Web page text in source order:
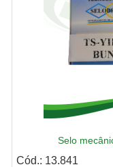
Selo
Cód.: 13.841